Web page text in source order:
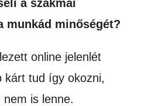
a szakmai
munkád minőségét?
online jelenlét
kárt tud így okozni,
nem is lenne.